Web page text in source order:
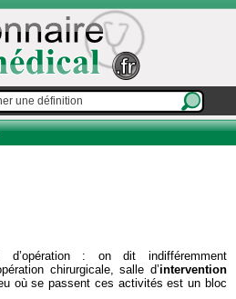
: on dit indifféremment
chirurgicale, salle d’intervention
où se passent ces activités est un bloc